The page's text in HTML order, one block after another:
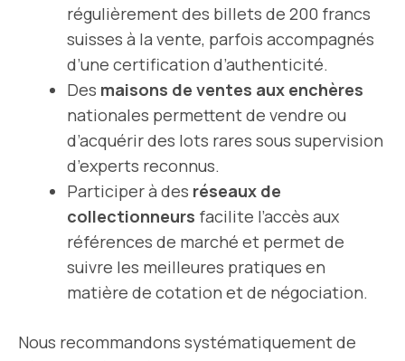
régulièrement des billets de 200 francs
suisses à la vente, parfois accompagnés
d’une certification d’authenticité.
Des maisons de ventes aux enchères
nationales permettent de vendre ou
d’acquérir des lots rares sous supervision
d’experts reconnus.
Participer à des réseaux de
collectionneurs facilite l’accès aux
références de marché et permet de
suivre les meilleures pratiques en
matière de cotation et de négociation.
Nous recommandons systématiquement de